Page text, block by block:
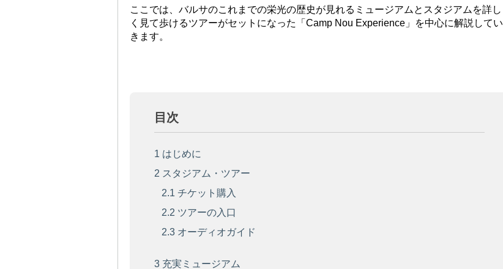
ここでは、バルサのこれまでの栄光の歴史が見れるミュージアムとスタジアムを詳し
く見て歩けるツアーがセットになった「Camp Nou Experience」を中心に解説してい
きます。
目次
1 はじめに
2 スタジアム・ツアー
2.1 チケット購入
2.2 ツアーの入口
2.3 オーディオガイド
3 充実ミュージアム